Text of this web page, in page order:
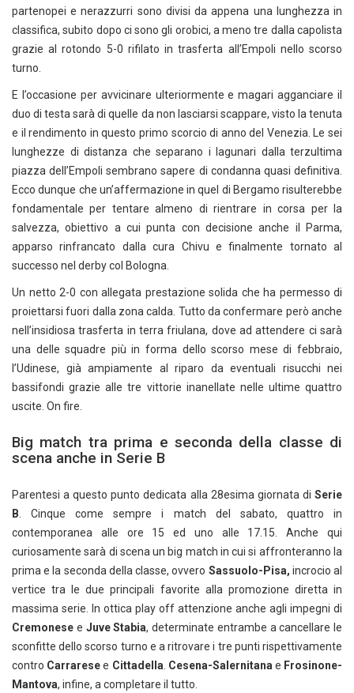
partenopei e nerazzurri sono divisi da appena una lunghezza in
classifica, subito dopo ci sono gli orobici, a meno tre dalla capolista
grazie al rotondo 5-0 rifilato in trasferta all’Empoli nello scorso
turno.
E l’occasione per avvicinare ulteriormente e magari agganciare il
duo di testa sarà di quelle da non lasciarsi scappare, visto la tenuta
e il rendimento in questo primo scorcio di anno del Venezia. Le sei
lunghezze di distanza che separano i lagunari dalla terzultima
piazza dell’Empoli sembrano sapere di condanna quasi definitiva.
Ecco dunque che un’affermazione in quel di Bergamo risulterebbe
fondamentale per tentare almeno di rientrare in corsa per la
salvezza, obiettivo a cui punta con decisione anche il Parma,
apparso rinfrancato dalla cura Chivu e finalmente tornato al
successo nel derby col Bologna.
Un netto 2-0 con allegata prestazione solida che ha permesso di
proiettarsi fuori dalla zona calda. Tutto da confermare però anche
nell’insidiosa trasferta in terra friulana, dove ad attendere ci sarà
una delle squadre più in forma dello scorso mese di febbraio,
l’Udinese, già ampiamente al riparo da eventuali risucchi nei
bassifondi grazie alle tre vittorie inanellate nelle ultime quattro
uscite. On fire.
Big match tra prima e seconda della classe di
scena anche in Serie B
Parentesi a questo punto dedicata alla 28esima giornata di Serie
B.
Cinque come sempre i match del sabato, quattro in
contemporanea alle ore 15 ed uno alle 17.15. Anche qui
curiosamente sarà di scena un big match in cui si affronteranno la
prima e la seconda della classe, ovvero Sassuolo-Pisa, incrocio al
vertice tra le due principali favorite alla promozione diretta in
massima serie. In ottica play off attenzione anche agli impegni di
Cremonese e Juve Stabia, determinate entrambe a cancellare le
sconfitte dello scorso turno e a ritrovare i tre punti rispettivamente
contro Carraresee Cittadella. Cesena-Salernitanae Frosinone-
Mantova, infine, a completare il tutto.